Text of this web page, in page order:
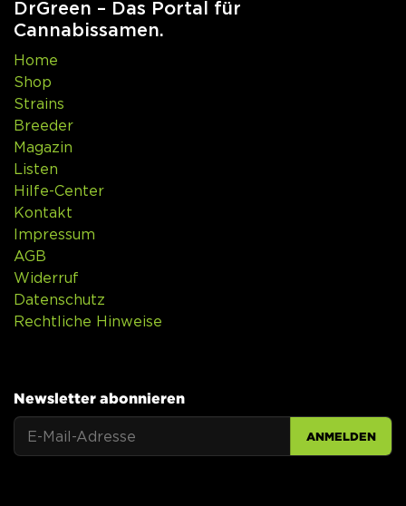
DrGreen – Das Portal für
Cannabissamen.
Home
Shop
Strains
Breeder
Magazin
Listen
Hilfe-Center
Kontakt
Impressum
AGB
Widerruf
Datenschutz
Rechtliche Hinweise
Newsletter abonnieren
ANMELDEN